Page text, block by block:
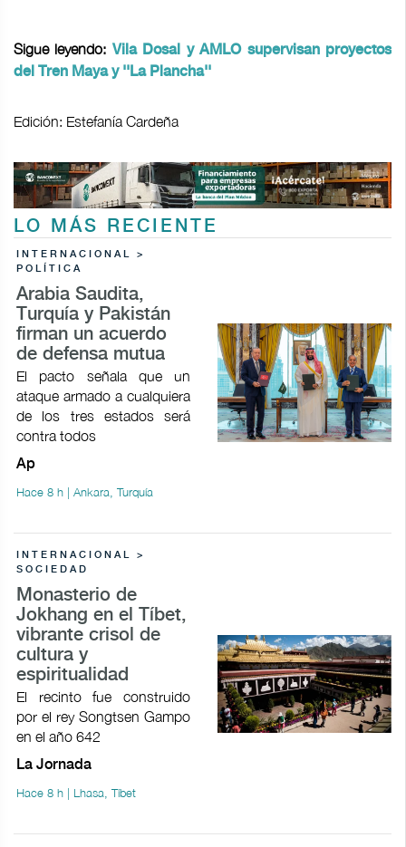
Sigue leyendo: Vila Dosal y AMLO supervisan proyectos
del Tren Maya y ''La Plancha''
Edición: Estefanía Cardeña
LO MÁS RECIENTE
INTERNACIONAL >
POLÍTICA
Arabia Saudita,
Turquía y Pakistán
firman un acuerdo
de defensa mutua
El pacto señala que un
ataque armado a cualquiera
de los tres estados será
contra todos
Ap
Hace 8 h | Ankara, Turquía
INTERNACIONAL >
SOCIEDAD
Monasterio de
Jokhang en el Tíbet,
vibrante crisol de
cultura y
espiritualidad
El recinto fue construido
por el rey Songtsen Gampo
en el año 642
La Jornada
Hace 8 h | Lhasa, Tíbet